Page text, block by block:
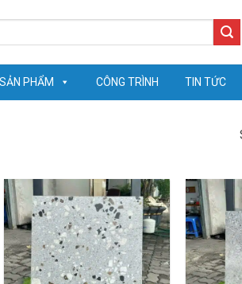
SẢN PHẨM CÔNG TRÌNH TIN TỨC